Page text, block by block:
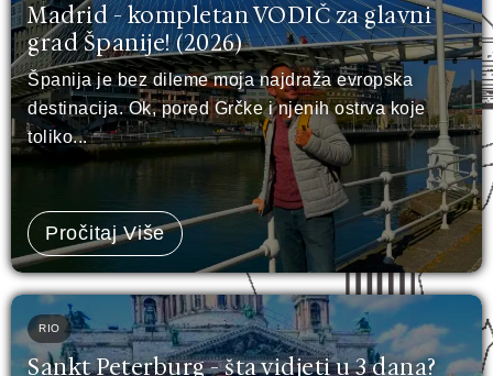
Madrid - kompletan VODIČ za glavni
grad Španije! (2026)
Španija je bez dileme moja najdraža evropska
destinacija. Ok, pored Grčke i njenih ostrva koje
toliko...
Pročitaj Više
RIO
Sankt Peterburg - šta vidjeti u 3 dana?